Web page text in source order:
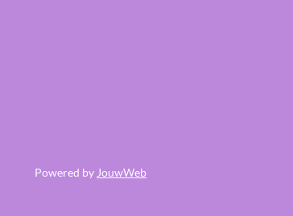
Powered by JouwWeb